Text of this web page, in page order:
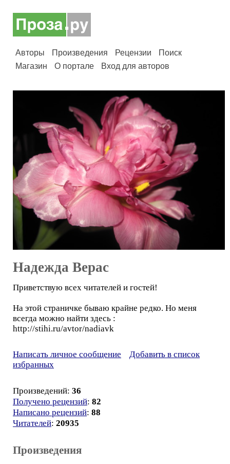
Авторы Произведения Рецензии
Поиск
Магазин
О портале Вход для авторов
Надежда Верас
Приветствую всех читателей и гостей!
На этой страничке бываю крайне редко. Но меня
всегда можно найти здесь :
http://stihi.ru/avtor/nadiavk
Написать личное сообщение
Добавить в список
избранных
Произведений: 36
Получено рецензий: 82
Написано рецензий: 88
Читателей: 20935
Произведения